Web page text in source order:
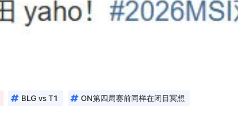
BLG vs T1 ON第四局赛前同样在闭目冥想